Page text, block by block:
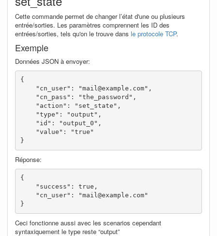
Cette commande permet de changer l’état d'une ou plusieurs
entrée/sorties. Les paramètres comprennent les ID des
entrées/sorties, tels qu'on le trouve dans le protocole TCP.
Exemple
Données JSON à envoyer:
{
    "cn_user": "mail@example.com",
    "cn_pass": "the_password",
    "action": "set_state",
    "type": "output",
    "id": "output_0",
    "value": "true"
}
Réponse:
{
    "success": true,
    "cn_user": "mail@example.com"
}
Ceci fonctionne aussi avec les scenarios cependant
syntaxiquement le type reste “output”